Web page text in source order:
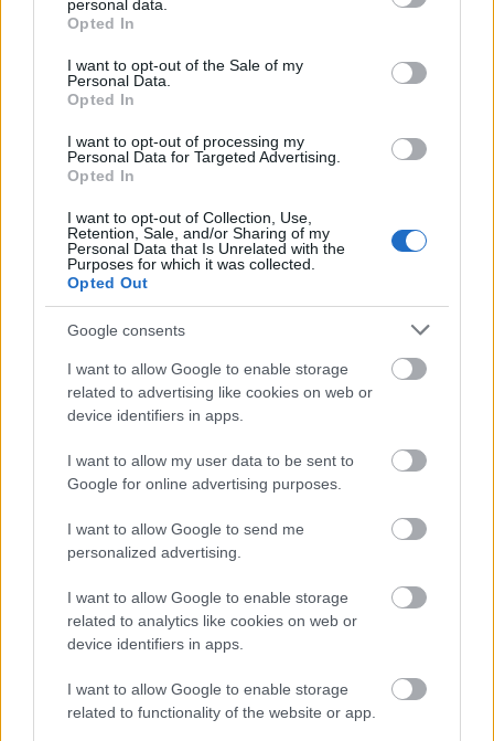
grant or deny consent to Google and its third-party tags to
use your data for below specified purposes in below Google
consent section.
personal data.
Opted In
I want to opt-out of the Sale of my
Personal Data.
Opted In
I want to opt-out of processing my
Personal Data for Targeted Advertising.
Opted In
I want to opt-out of Collection, Use,
Retention, Sale, and/or Sharing of my
Personal Data that Is Unrelated with the
Purposes for which it was collected.
Opted Out
Google consents
I want to allow Google to enable storage
related to advertising like cookies on web or
device identifiers in apps.
I want to allow my user data to be sent to
Google for online advertising purposes.
I want to allow Google to send me
personalized advertising.
I want to allow Google to enable storage
related to analytics like cookies on web or
device identifiers in apps.
I want to allow Google to enable storage
related to functionality of the website or app.
minden véleményt, észrevételt, javaslatot vagy
tanácsot és/vagy kérést meg kell hallgatnom, és
amelyik működőképesebbé teszi az előadást, azt
azonnal el kell fogadnom, még akkor is, ha az én
elképzelésemmel szöges ellentétben áll.
A segítést pedig úgy értem, hogy ne kalandozzak el
folyton a kérdéstől vagy magamtól, hogy attól
kezdve, hogy a színház asztalára letettem a szöveget,
megszűnt a kompetenciám fölötte. Hogy egy szöveg
hogy működik a színpadon, azt a színpad és annak
törvényei döntik el. Ezt nem én látom, hanem azok,
akik nap mint nap ott vannak fent, illetve a színpad
körül, és a szöveggel dolgoznak. Bármilyen
változtatási kérelemre nyitott vagyok, ha az nem a
darab alapkoncepciója ellen dolgozik. Húzok, írok,
alakítok - hogy az előrehaladást megkönnyítsem,
illetve zökkenőmentessé tegyem.
- A magyar kultúra "időtlen" kérdéseivel foglalkozó,
Janus Pannoniusról szóló produkció osztatlan sikert
aratott. Melyik a nehezebb számodra, meglévő
karaktereket és részben adott történetet adaptálni,
vagy egy teljesen új történetet megírni?
Zalán Tibor:Osztatlan sikert talán nem.
Szerencsére, vagy sajnos. Olvastam nagyon kemény
fikázást is az előadásról a napokban (azért
kifejezést az írás műfajára), de ilyesmikre is
számítani kell egy ilyen darab és előadás kapcsán.